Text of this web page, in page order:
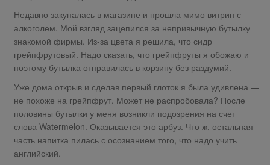
Недавно закупалась в магазине и прошла мимо витрин с
алкоголем. Мой взгляд зацепился за непривычную бутылку
знакомой фирмы. Из-за цвета я решила, что сидр
грейпфрутовый. Надо сказать, что грейпфруты я обожаю и
поэтому бутылка отправилась в корзину без раздумий.
Уже дома открыв и сделав первый глоток я была удивлена —
не похоже на грейпфрут. Может не распробовала? После
половины бутылки у меня возникли подозрения на счет
слова Watermelon. Оказывается это арбуз. Что ж, остальная
часть напитка пилась с осознанием того, что надо учить
английский.